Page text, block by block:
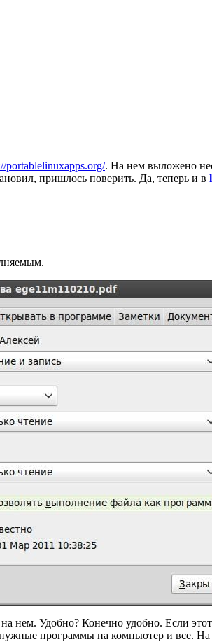
portablelinuxapps.org/. На нем выложено
пришлось поверить. Да, теперь и в
нем. Удобно? Конечно удобно. Если
программы на компьютер и все.